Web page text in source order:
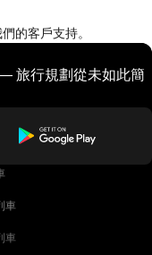
的客戶支持。
旅行規劃從未如此簡
車
車